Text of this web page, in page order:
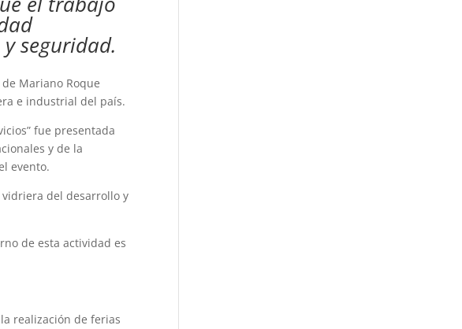
seguridad.
Mariano Roque
e industrial del país.
fue presentada
y de la
evento.
del desarrollo y
de esta actividad es
realización de ferias